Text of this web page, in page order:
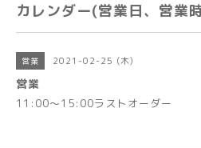
カレンダー(営業日、営業
営業 2021-02-25 (木)
営業
11:00～15:00ラストオーダー